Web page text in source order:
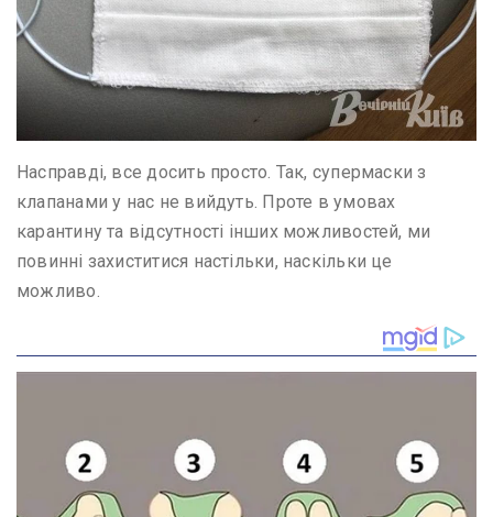
Насправді, все досить просто. Так, супермаски з
клапанами у нас не вийдуть. Проте в умовах
карантину та відсутності інших можливостей, ми
повинні захиститися настільки, наскільки це
можливо.